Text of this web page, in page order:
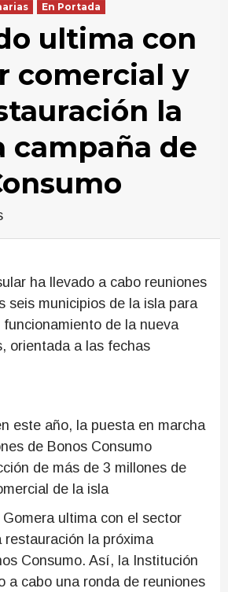
En Portada
ultima con
comercial y
la
campaña de
ha llevado a cabo reuniones
seis municipios de la isla para
funcionamiento de la nueva
orientada a las fechas
este año, la puesta en marcha
de Bonos Consumo
de más de 3 millones de
de la isla
ultima con el sector
restauración la próxima
Consumo. Así, la Institución
a cabo una ronda de reuniones